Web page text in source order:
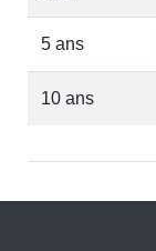
5 ans
10 ans